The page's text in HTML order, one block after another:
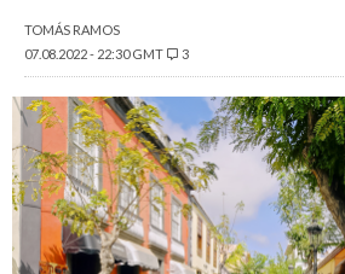
TOMÁS RAMOS
07.08.2022 - 22:30 GMT
3